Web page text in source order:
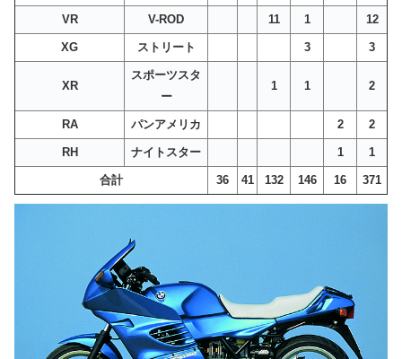
VR V-ROD 11 1 12
XG ストリート 3 3
XR
スポーツスタ
ー
1 1 2
RA パンアメリカ 2 2
RH ナイトスター 1 1
合計 36 41 132 146 16 371